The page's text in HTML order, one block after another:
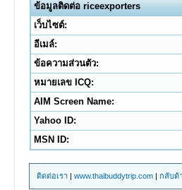
ข้อมูลติดต่อ riceexporters
เว็บไซต์:
อีเมล์:
ข้อความส่วนตัว:
หมายเลข ICQ:
AIM Screen Name:
Yahoo ID:
MSN ID:
ติดต่อเรา |www.thaibuddytrip.com |กลับด้